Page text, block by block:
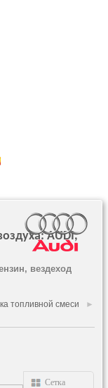
AUDI,
вездеход
топливной смеси ►
Сетка